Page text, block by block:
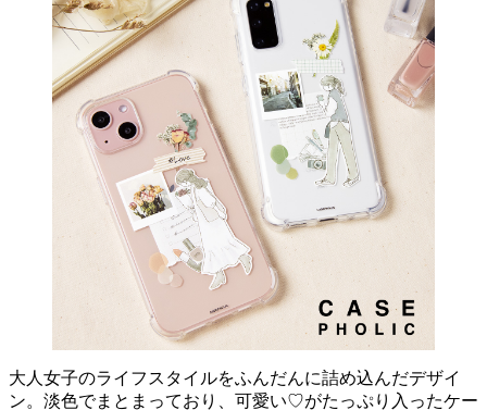
大人女子のライフスタイルをふんだんに詰め込んだデザイ
ン。淡色でまとまっており、可愛い♡がたっぷり入ったケー